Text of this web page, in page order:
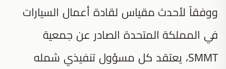
ووفقاً لأحدث مقياس لقادة أعمال السيارات
في المملكة المتحدة الصادر عن جمعية
SMMT، يعتقد كل مسؤول تنفيذي شمله